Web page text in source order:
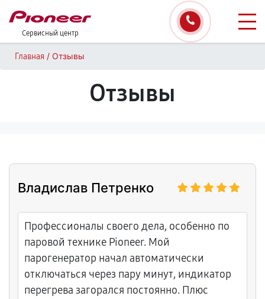
Сервисный центр
Главная / Отзывы
Отзывы
Владислав Петренко
Профессионалы своего дела, особенно по
паровой технике Pioneer. Мой
парогенератор начал автоматически
отключаться через пару минут, индикатор
перегрева загорался постоянно. Плюс